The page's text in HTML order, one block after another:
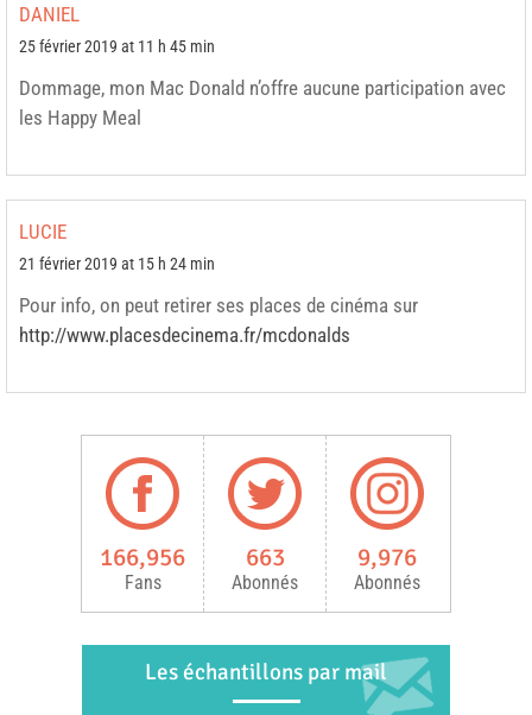
DANIEL
25 février 2019 at 11 h 45 min
Dommage, mon Mac Donald n’offre aucune participation avec
les Happy Meal
LUCIE
21 février 2019 at 15 h 24 min
Pour info, on peut retirer ses places de cinéma sur
http://www.placesdecinema.fr/mcdonalds
166,956
Fans
663
Abonnés
9,976
Abonnés
Les échantillons par mail